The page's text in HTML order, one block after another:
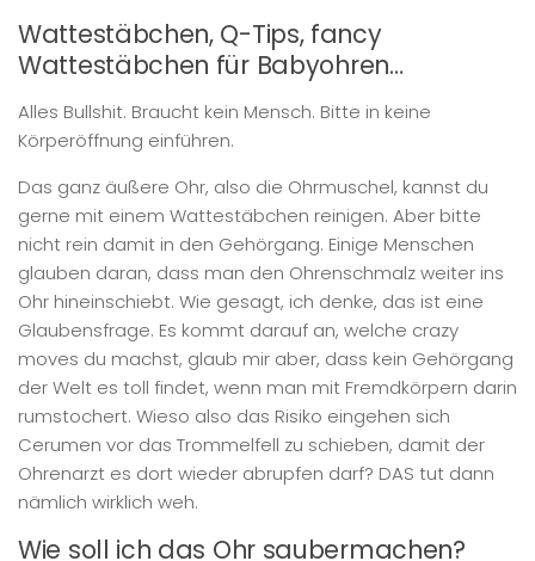
Wattestäbchen, Q-Tips, fancy
Wattestäbchen für Babyohren…
Alles Bullshit. Braucht kein Mensch. Bitte in keine
Körperöffnung einführen.
Das ganz äußere Ohr, also die Ohrmuschel, kannst du
gerne mit einem Wattestäbchen reinigen. Aber bitte
nicht rein damit in den Gehörgang. Einige Menschen
glauben daran, dass man den Ohrenschmalz weiter ins
Ohr hineinschiebt. Wie gesagt, ich denke, das ist eine
Glaubensfrage. Es kommt darauf an, welche crazy
moves du machst, glaub mir aber, dass kein Gehörgang
der Welt es toll findet, wenn man mit Fremdkörpern darin
rumstochert. Wieso also das Risiko eingehen sich
Cerumen vor das Trommelfell zu schieben, damit der
Ohrenarzt es dort wieder abrupfen darf? DAS tut dann
nämlich wirklich weh.
Wie soll ich das Ohr saubermachen?